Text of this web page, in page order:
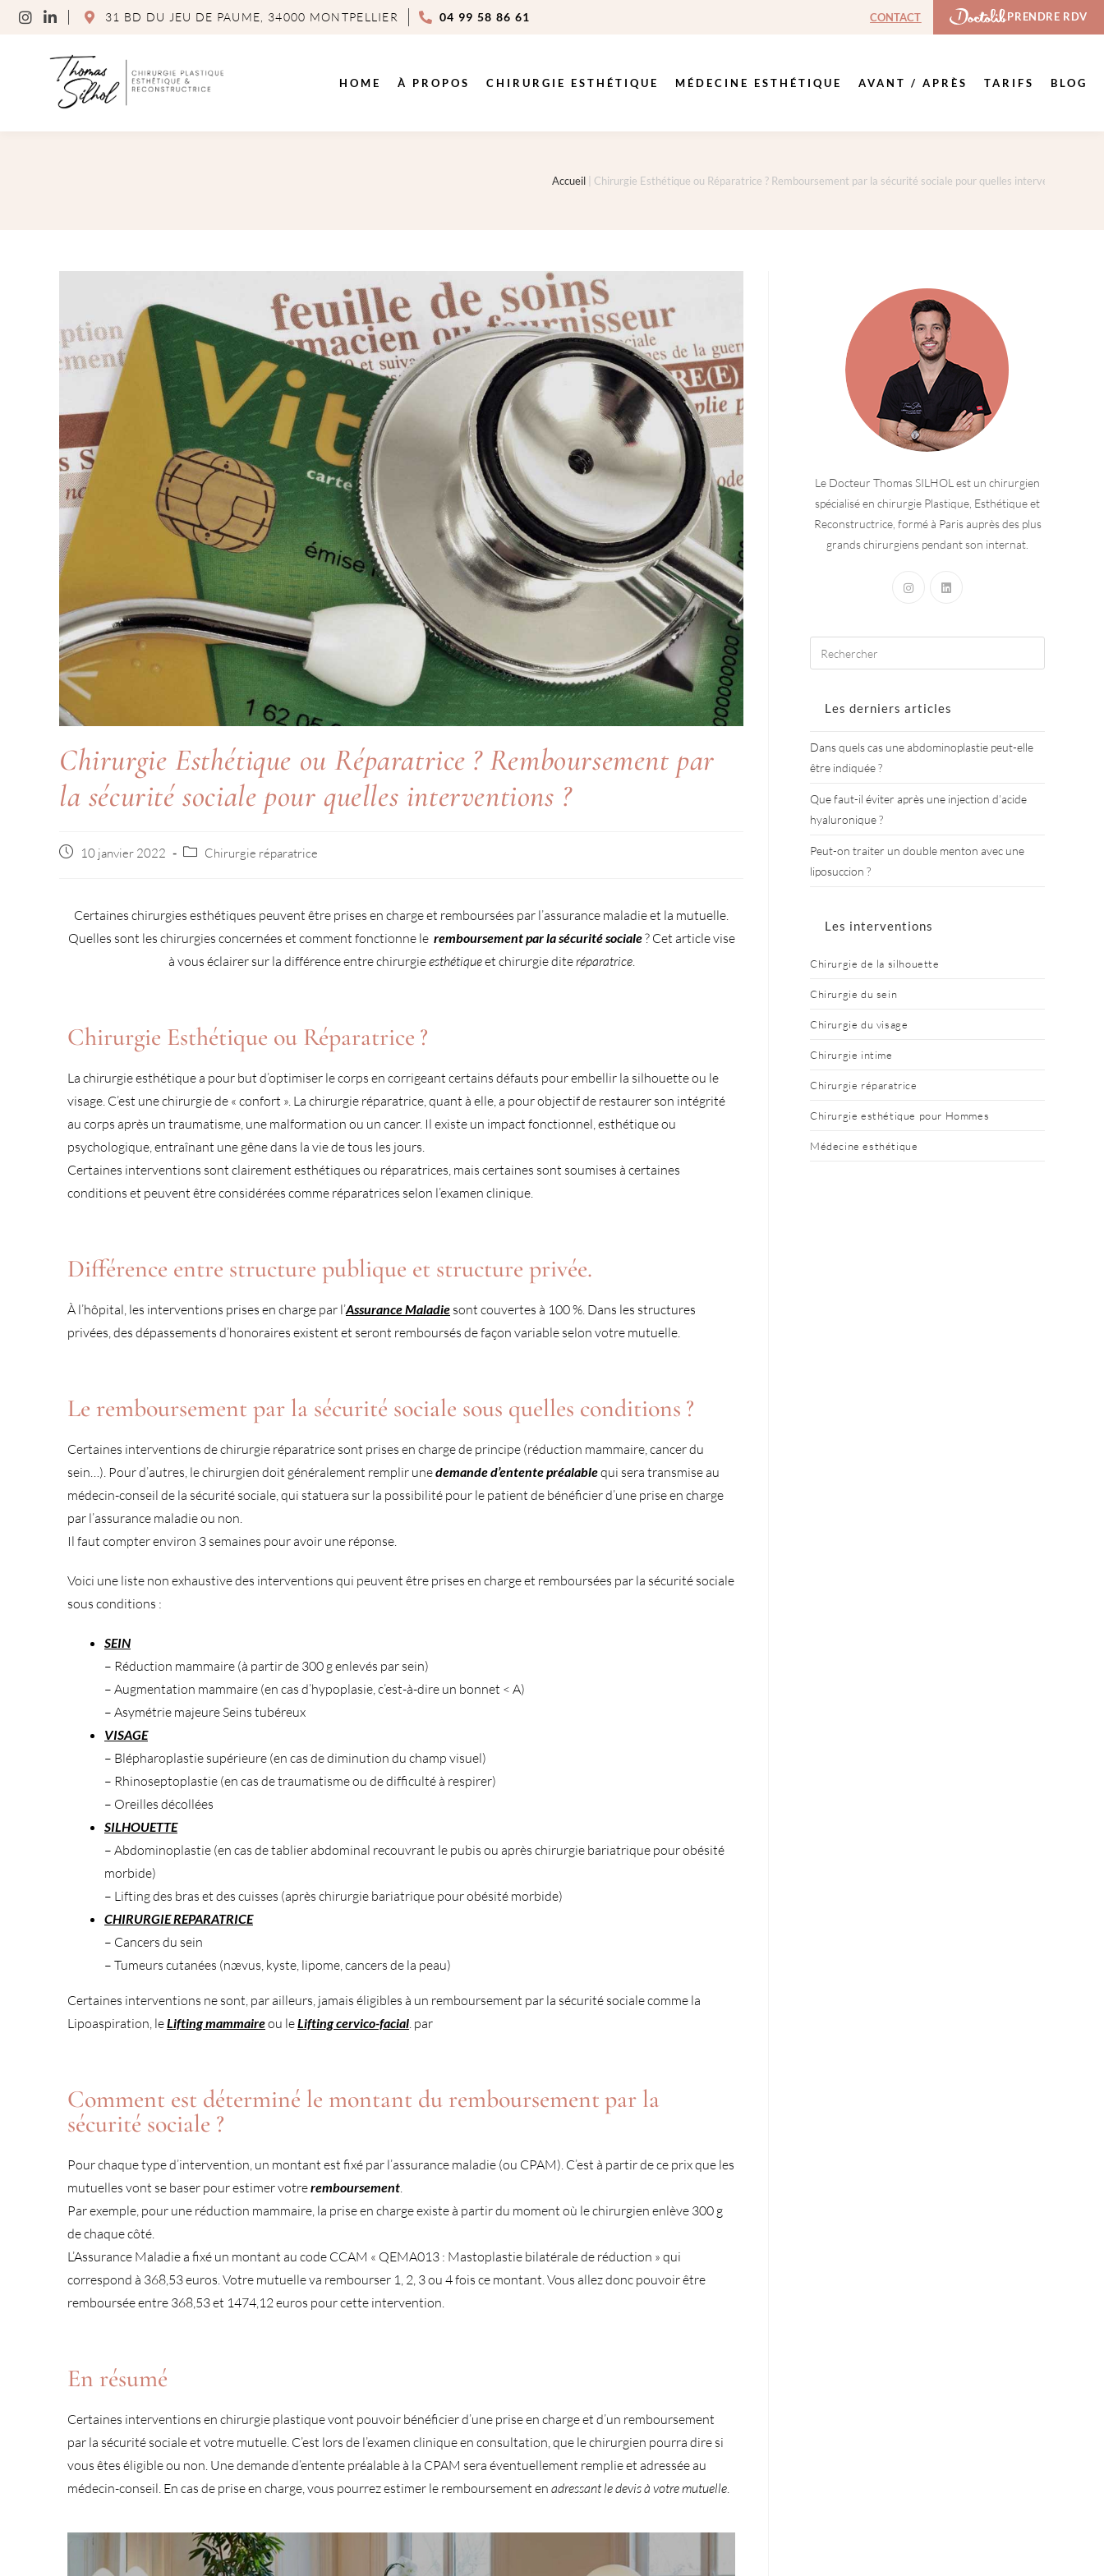
31 BD DU JEU DE PAUME, 34000 MONTPELLIER 04 99 58 86 61 CONTACT PRENDRE RDV
HOME À PROPOS CHIRURGIE ESTHÉTIQUE MÉDECINE ESTHÉTIQUE AVANT / APRÈS TARIFS BLOG
Accueil Chirurgie Esthétique ou Réparatrice ? Remboursement par la sécurité sociale pour quelles interventions ?
Chirurgie Esthétique ou Réparatrice ? Remboursement par
la sécurité sociale pour quelles interventions ?
10 janvier 2022 Chirurgie réparatrice
Certaines chirurgies esthétiques peuvent être prises en charge et remboursées par l’assurance maladie et la mutuelle.
Quelles sont les chirurgies concernées et comment fonctionne le remboursement par la sécurité sociale? Cet article vise
à vous éclairer sur la différence entre chirurgieesthétiqueet chirurgie dite réparatrice.
Chirurgie Esthétique ou Réparatrice ?
La chirurgie esthétique a pour but d’optimiser le corps en corrigeant certains défauts pour embellir la silhouette ou le
visage. C’est une chirurgie de « confort ». La chirurgie réparatrice, quant à elle, a pour objectif de restaurer son intégrité
au corps après un traumatisme, une malformation ou un cancer. Il existe un impact fonctionnel, esthétique ou
psychologique, entraînant une gêne dans la vie de tous les jours.
Certaines interventions sont clairement esthétiques ou réparatrices, mais certaines sont soumises à certaines
conditions et peuvent être considérées comme réparatrices selon l’examen clinique.
Différence entre structure publique et structure privée.
À l’hôpital, les interventions prises en charge par l’Assurance Maladie sont couvertes à 100 %. Dans les structures
privées, des dépassements d’honoraires existent et seront remboursés de façon variable selon votre mutuelle.
Le remboursement par la sécurité sociale sous quelles conditions ?
Certaines interventions de chirurgie réparatrice sont prises en charge de principe (réduction mammaire, cancer du
sein…). Pour d’autres, le chirurgien doit généralement remplir unedemande d’entente préalablequi sera transmise au
médecin-conseil de la sécurité sociale, qui statuera sur la possibilité pour le patient de bénéficier d’une prise en charge
par l’assurance maladie ou non.
Il faut compter environ 3 semaines pour avoir une réponse.
Voici une liste non exhaustive des interventions qui peuvent être prises en charge et remboursées par la sécurité sociale
sous conditions :
SEIN
– Réduction mammaire (à partir de 300 g enlevés par sein)
– Augmentation mammaire (en cas d’hypoplasie, c’est-à-dire un bonnet < A)
– Asymétrie majeure Seins tubéreux
VISAGE
– Blépharoplastie supérieure (en cas de diminution du champ visuel)
– Rhinoseptoplastie (en cas de traumatisme ou de difficulté à respirer)
– Oreilles décollées
SILHOUETTE
– Abdominoplastie (en cas de tablier abdominal recouvrant le pubis ou après chirurgie bariatrique pour obésité
morbide)
– Lifting des bras et des cuisses (après chirurgie bariatrique pour obésité morbide)
CHIRURGIE REPARATRICE
– Cancers du sein
– Tumeurs cutanées (nævus, kyste, lipome, cancers de la peau)
Certaines interventions ne sont, par ailleurs, jamais éligibles à un remboursement par la sécurité sociale comme la
Lipoaspiration, leLifting mammaireou leLifting cervico-facial . par
Comment est déterminé le montant du remboursement par la
sécurité sociale ?
Pour chaque type d’intervention, un montant est fixé par l’assurance maladie (ou CPAM). C’est à partir de ce prix que les
mutuelles vont se baser pour estimer votreremboursement
Par exemple, pour une réduction mammaire, la prise en charge existe à partir du moment où le chirurgien enlève 300 g
de chaque côté.
L’Assurance Maladie a fixé un montant au code CCAM « QEMA013 : Mastoplastie bilatérale de réduction » qui
correspond à 368,53 euros. Votre mutuelle va rembourser 1, 2, 3 ou 4 fois ce montant. Vous allez donc pouvoir être
remboursée entre 368,53 et 1474,12 euros pour cette intervention.
En résumé
Certaines interventions en chirurgie plastique vont pouvoir bénéficier d’une prise en charge et d’un remboursement
par la sécurité sociale et votre mutuelle. C’est lors de l’examen clinique en consultation, que le chirurgien pourra dire si
vous êtes éligible ou non. Une demande d’entente préalable à la CPAM sera éventuellement remplie et adressée au
médecin-conseil. En cas de prise en charge, vous pourrez estimer le remboursement en adressant le devis à votre mutuelle
Le Docteur Thomas SILHOL est un chirurgien
spécialisé en chirurgie Plastique, Esthétique et
Reconstructrice, formé à Paris auprès des plus
grands chirurgiens pendant son internat.
Les derniers articles
Dans quels cas une abdominoplastie peut-elle
être indiquée ?
Que faut-il éviter après une injection d’acide
hyaluronique ?
Peut-on traiter un double menton avec une
liposuccion ?
Les interventions
Chirurgie de la silhouette
Chirurgie du sein
Chirurgie du visage
Chirurgie intime
Chirurgie réparatrice
Chirurgie esthétique pour Hommes
Médecine esthétique